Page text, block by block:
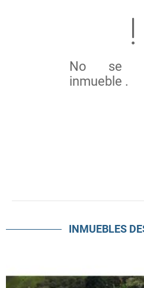
No se
inmueble .
INMUEBLES